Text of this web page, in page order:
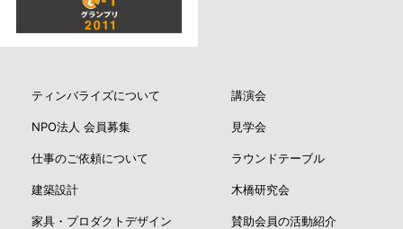
ティンバライズについて
NPO法人 会員募集
仕事のご依頼について
建築設計
家具・プロダクトデザイン
講演会
見学会
ラウンドテーブル
木橋研究会
賛助会員の活動紹介